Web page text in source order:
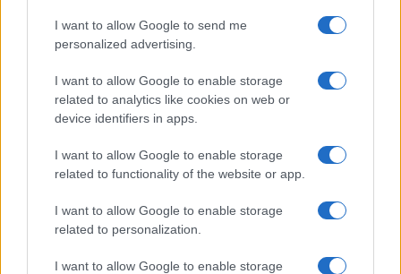
I want to allow Google to send me
personalized advertising.
I want to allow Google to enable storage
related to analytics like cookies on web or
device identifiers in apps.
I want to allow Google to enable storage
related to functionality of the website or app.
I want to allow Google to enable storage
related to personalization.
I want to allow Google to enable storage
À lire aussi
ACTUALITÉ